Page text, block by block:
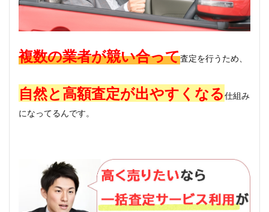
複数の業者が競い合って査定を行うため、
自然と高額査定が出やすくなる仕組み
になってるんです。